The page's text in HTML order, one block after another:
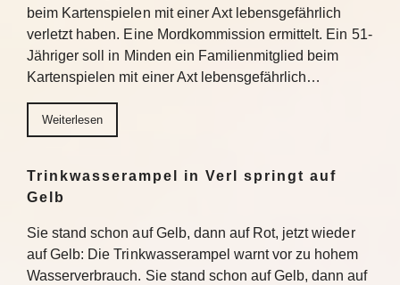
beim Kartenspielen mit einer Axt lebensgefährlich
verletzt haben. Eine Mordkommission ermittelt. Ein 51-
Jähriger soll in Minden ein Familienmitglied beim
Kartenspielen mit einer Axt lebensgefährlich…
Weiterlesen
Trinkwasserampel in Verl springt auf
Gelb
Sie stand schon auf Gelb, dann auf Rot, jetzt wieder
auf Gelb: Die Trinkwasserampel warnt vor zu hohem
Wasserverbrauch. Sie stand schon auf Gelb, dann auf